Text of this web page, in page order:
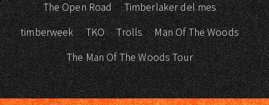
The Open Road
Timberlaker del mes
timberweek
TKO Trolls
Man Of The Woods
The Man Of The Woods Tour